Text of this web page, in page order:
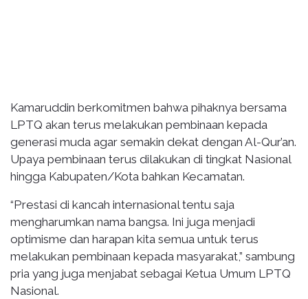
Kamaruddin berkomitmen bahwa pihaknya bersama
LPTQ akan terus melakukan pembinaan kepada
generasi muda agar semakin dekat dengan Al-Qur’an.
Upaya pembinaan terus dilakukan di tingkat Nasional
hingga Kabupaten/Kota bahkan Kecamatan.
“Prestasi di kancah internasional tentu saja
mengharumkan nama bangsa. Ini juga menjadi
optimisme dan harapan kita semua untuk terus
melakukan pembinaan kepada masyarakat,” sambung
pria yang juga menjabat sebagai Ketua Umum LPTQ
Nasional.